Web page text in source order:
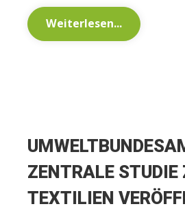
Weiterlesen...
ZENTRALE STUDIE
TEXTILIEN